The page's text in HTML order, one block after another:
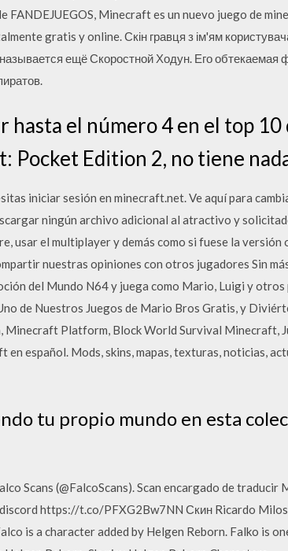
Minecraft es un nuevo juego de
gratis y online. Скін гравця з ім'ям
ещё Скоростной Ходун. Его обтекаемая
el número 4 en el top 10
Pocket Edition 2, no tiene
iniciar sesión en minecraft.net. Ve aquí para
ningún archivo adicional al atractivo y
usar el multiplayer y demás como si fuese la versión
nuestras opiniones con otros jugadores Sin
del Mundo N64 y juega como Mario, Luigi y otros
de Nuestros Juegos de Mario Bros Gratis, y
Platform, Block World Survival Minecraft,
español. Mods, skins, mapas, texturas, noticias,
tu propio mundo en esta
Scans (@FalcoScans). Scan encargado de traducir
https://t.co/PFXG2Bw7NN Скин Ricardo
is a character added by Helgen Reborn. Falko is